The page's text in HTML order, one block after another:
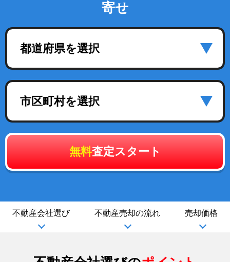
寄せ
都道府県を選択
市区町村を選択
無料査定スタート
不動産会社選び 不動産売却の流れ 売却価格